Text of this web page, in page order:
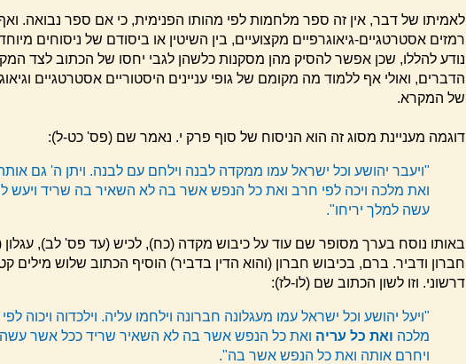
לאמיתו של דבר, אין זה ספר מלחמות לפי מהותו הפנימית, כי אם ספר נבואה. ואף
רמזים אסטרטגיים-גיאוגרפיים מקצועיים, בין השיטין או ביסודם של ניסוחים
נודע להללו, שכן אפשר להסיק מהן מסקנות כלשהן לגבי יחסו של הכתוב לצד
הדברים, ואולי אף ללמוד מה מקומם של גופי עניינים היסטוריים אסטרטגיים
של המקרא.
דוגמה מעניינת מסוג זה הוא הניסוח של סוף פרק י. נאמר שם (פס' כט-ל):
"ויעבר יהושע וכל ישראל עמו ממקדה לבנה וילחם עם לבנה. ויתן ה' גם
ואת מלכה ויכה לפי חרב ואת כל הנפש אשר בה לא השאיר בה שריד ויעש
עשה למלך יריחו".
באותו נוסח בערך מסופר שם עוד על כיבוש מקדה (כח), לכיש (עד פס' לב),
חברון ודביר. ברם, בכיבוש חברון (והוא הדין בדביר) הוסיף הכתוב שלוש מילים
דרשוני. וזו לשון הכתוב שם (לו-לז):
"ויעל יהושע וכל ישראל עמו מעגלונה חברונה וילחמו עליה. וילכדוה ויכוה
מלכה ואת כל עריה ואת כל הנפש אשר בה לא השאיר שריד ככל אשר עשה
ויחרם אותה ואת כל הנפש אשר בה".